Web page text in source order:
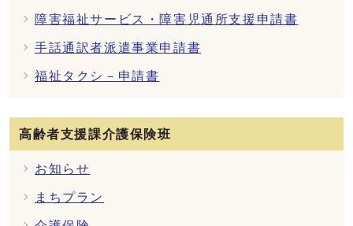
障害福祉サービス・障害児通所支援申請書
手話通訳者派遣事業申請書
福祉タクシ－申請書
高齢者支援課介護保険班
お知らせ
まちプラン